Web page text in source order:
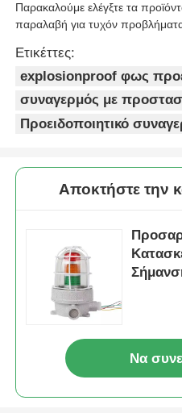
Παρακαλούμε ελέγξτε τα
παραλαβή για τυχόν
Ετικέττες:
explosionproof φως
συναγερμός με
Προειδοποιητικό
Αποκτήστε την
Να